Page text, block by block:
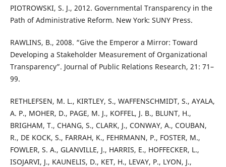
PIOTROWSKI, S. J., 2012. Governmental Transparency in the
Path of Administrative Reform. New York: SUNY Press.
RAWLINS, B., 2008. “Give the Emperor a Mirror: Toward
Developing a Stakeholder Measurement of Organizational
Transparency”. Journal of Public Relations Research, 21: 71–
99.
RETHLEFSEN, M. L., KIRTLEY, S., WAFFENSCHMIDT, S., AYALA,
A. P., MOHER, D., PAGE, M. J., KOFFEL, J. B., BLUNT, H.,
BRIGHAM, T., CHANG, S., CLARK, J., CONWAY, A., COUBAN,
R., DE KOCK, S., FARRAH, K., FEHRMANN, P., FOSTER, M.,
FOWLER, S. A., GLANVILLE, J., HARRIS, E., HOFFECKER, L.,
ISOJARVI, J., KAUNELIS, D., KET, H., LEVAY, P., LYON, J.,